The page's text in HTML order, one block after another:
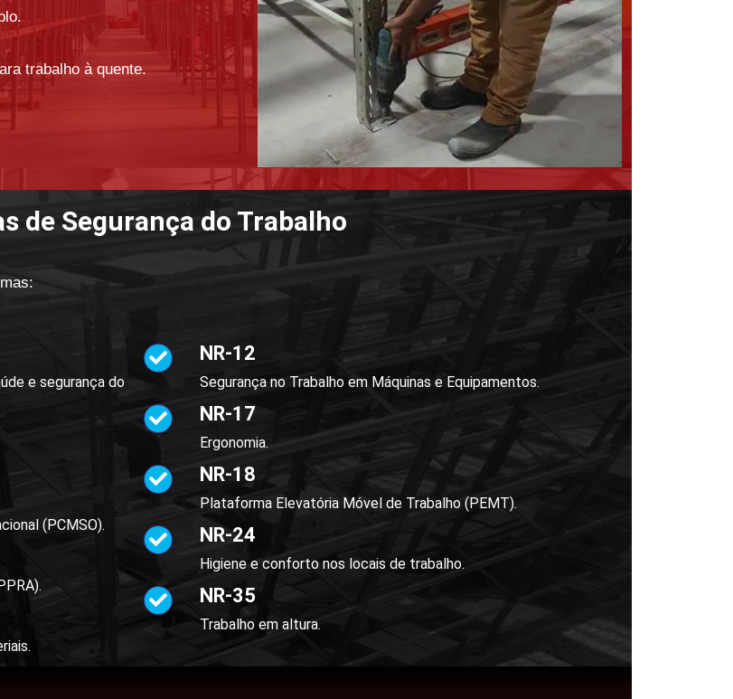
trabalho à quente.
de Segurança do Trabalho
e segurança do
(PCMSO).
NR-12
Segurança no Trabalho em Máquinas e Equipamentos.
NR-17
Ergonomia.
NR-18
Plataforma Elevatória Móvel de Trabalho (PEMT).
NR-24
Higiene e conforto nos locais de trabalho.
NR-35
Trabalho em altura.